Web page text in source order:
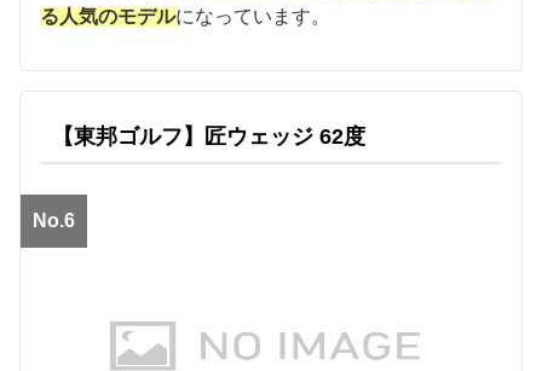
る人気のモデルになっています。
【東邦ゴルフ】匠ウェッジ 62度
No.6